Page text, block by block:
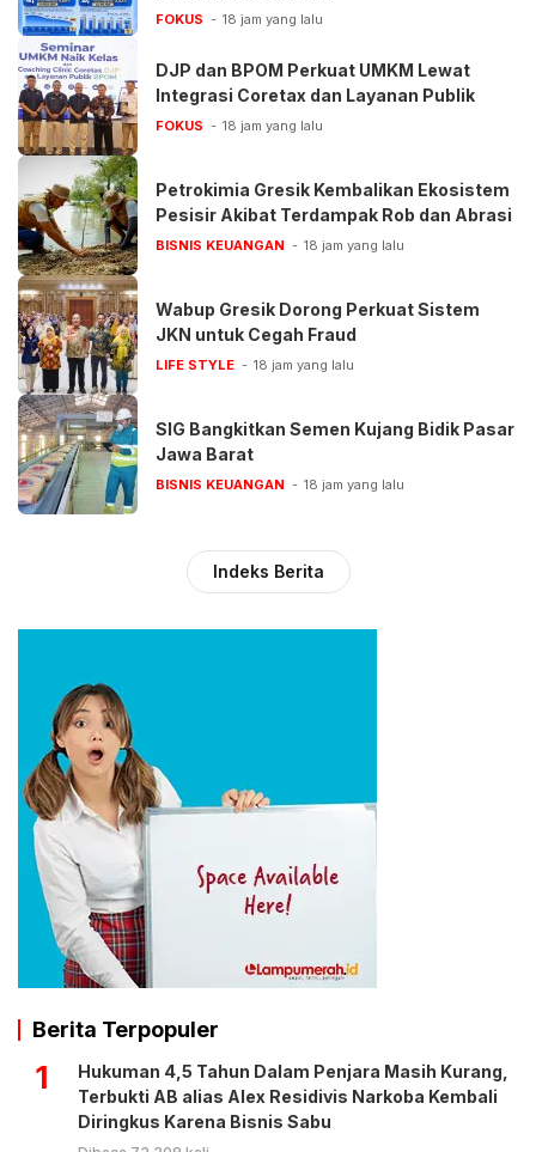
FOKUS 18 jam yang lalu
DJP dan BPOM Perkuat UMKM Lewat
Integrasi Coretax dan Layanan Publik
FOKUS 18 jam yang lalu
Petrokimia Gresik Kembalikan Ekosistem
Pesisir Akibat Terdampak Rob dan Abrasi
BISNIS KEUANGAN 18 jam yang lalu
Wabup Gresik Dorong Perkuat Sistem
JKN untuk Cegah Fraud
LIFE STYLE 18 jam yang lalu
SIG Bangkitkan Semen Kujang Bidik Pasar
Jawa Barat
BISNIS KEUANGAN 18 jam yang lalu
Indeks Berita
Berita Terpopuler
1
Hukuman 4,5 Tahun Dalam Penjara Masih Kurang,
Terbukti AB alias Alex Residivis Narkoba Kembali
Diringkus Karena Bisnis Sabu